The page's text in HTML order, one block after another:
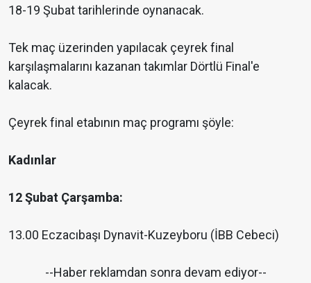
18-19 Şubat tarihlerinde oynanacak.
Tek maç üzerinden yapılacak çeyrek final
karşılaşmalarını kazanan takımlar Dörtlü Final'e
kalacak.
Çeyrek final etabının maç programı şöyle:
Kadınlar
12 Şubat Çarşamba:
13.00 Eczacıbaşı Dynavit-Kuzeyboru (İBB Cebeci)
--Haber reklamdan sonra devam ediyor--